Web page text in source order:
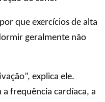
que exercícios de alta
geralmente não
explica ele.
a frequência cardíaca, a